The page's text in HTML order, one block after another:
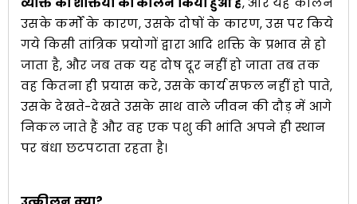
उसके कर्मों के कारण, उसके दोषों के कारण, उस पर किये
गये किसी तांत्रिक प्रयोगों द्वारा आदि शक्ति के प्रभाव से हो
जाता है, और जब तक यह दोष दूर नहीं हो जाता तब तक
वह कितना ही प्रयास करे, उसके कार्य सफल नहीं हो पाते,
उसके देखते-देखते उसके साथ वाले जीवन की दौड़ में आगे
निकल जाते हैं और वह एक पशु की भांति अपने ही स्थान
पर बंधा छटपटाता रहता है।